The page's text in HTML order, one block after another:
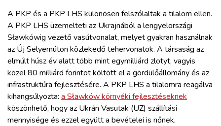
A PKP és a PKP LHS különösen felszólaltak a tilalom ellen.
A PKP LHS üzemelteti az Ukrajnából a lengyelországi
Sławkówig vezető vasútvonalat, melyet gyakran használnak
az Új Selyemúton közlekedő tehervonatok. A társaság az
elmúlt húsz év alatt több mint egymilliárd zlotyt, vagyis
közel 80 milliárd forintot költött el a gördülőállomány és az
infrastruktúra fejlesztésére. A PKP LHS a tilalomra reagálva
kihangsúlyozta: a Sławków környéki fejlesztéseknek
köszönhető, hogy az Ukrán Vasutak (UZ) szállítási
mennyisége és ezzel együtt a bevételei is nőnek.